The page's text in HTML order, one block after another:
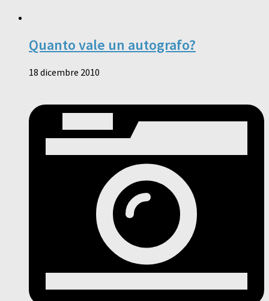
Quanto vale un autografo?
18 dicembre 2010